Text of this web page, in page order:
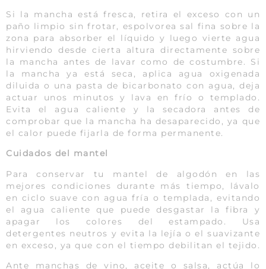
Si la mancha está fresca, retira el exceso con un
paño limpio sin frotar, espolvorea sal fina sobre la
zona para absorber el líquido y luego vierte agua
hirviendo desde cierta altura directamente sobre
la mancha antes de lavar como de costumbre. Si
la mancha ya está seca, aplica agua oxigenada
diluida o una pasta de bicarbonato con agua, deja
actuar unos minutos y lava en frío o templado.
Evita el agua caliente y la secadora antes de
comprobar que la mancha ha desaparecido, ya que
el calor puede fijarla de forma permanente.
Cuidados del mantel
Para conservar tu mantel de algodón en las
mejores condiciones durante más tiempo, lávalo
en ciclo suave con agua fría o templada, evitando
el agua caliente que puede desgastar la fibra y
apagar los colores del estampado. Usa
detergentes neutros y evita la lejía o el suavizante
en exceso, ya que con el tiempo debilitan el tejido.
Ante manchas de vino, aceite o salsa, actúa lo